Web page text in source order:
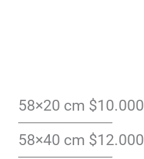
58×20 cm $10.000
58×40 cm $12.000